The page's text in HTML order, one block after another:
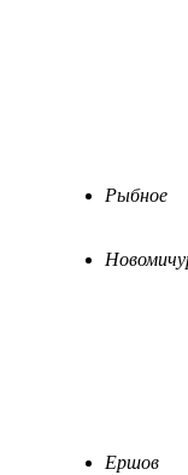
Рыбное
Ершов